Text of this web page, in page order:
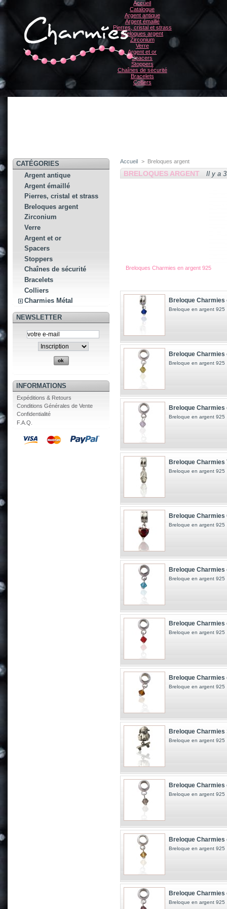
Accueil
Catalogue
Argent antique
Argent émaillé
Pierres, cristal et strass
Breloques argent
Zirconium
Verre
Argent et or
Spacers
Stoppers
Chaînes de sécurité
Bracelets
Colliers
CATÉGORIES
Argent antique
Argent émaillé
Pierres, cristal et strass
Breloques argent
Zirconium
Verre
Argent et or
Spacers
Stoppers
Chaînes de sécurité
Bracelets
Colliers
Charmies Métal
NEWSLETTER
INFORMATIONS
Expéditions & Retours
Conditions Générales de Vente
Confidentialité
F.A.Q.
Accueil > Breloques argent
BRELOQUES ARGENT Il y a
Breloques Charmies en argent 925
Breloque Charmies
Breloque en argent 925
Breloque Charmies
Breloque en argent 925
Breloque Charmies
Breloque en argent 925
Breloque Charmies
Breloque en argent 925
Breloque
Breloque en argent 925
Breloque Charmies
Breloque en argent 925
Breloque Charmies
Breloque en argent 925
Breloque Charmies
Breloque en argent 925
Breloque
Breloque en argent 925
Breloque Charmies
Breloque en argent 925
Breloque Charmies
Breloque en argent 925
Breloque Charmies
Breloque en argent 925